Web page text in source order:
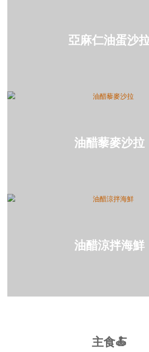
亞麻仁油蛋沙
油醋藜麥沙拉
油醋涼拌海鮮
主食🍝